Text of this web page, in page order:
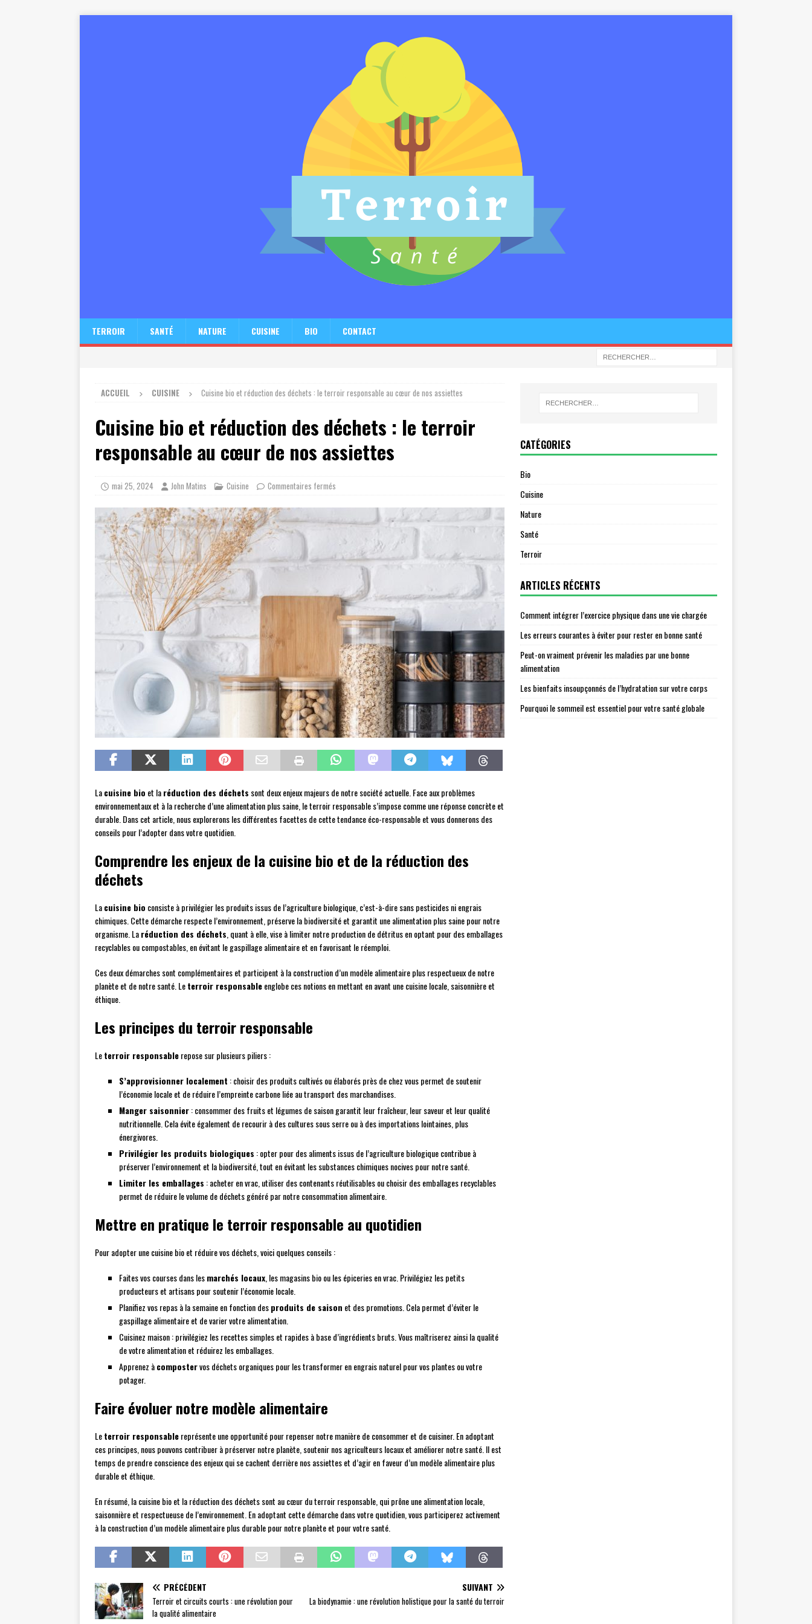
TERROIR SANTÉ NATURE CUISINE BIO CONTACT
ACCUEIL CUISINE Cuisine bio et réduction des déchets : le terroir responsable au cœur de nos assiettes
Cuisine bio et réduction des déchets : le terroir
responsable au cœur de nos assiettes
mai 25, 2024 John Matins Cuisine Commentaires fermés
Lacuisine bio et laréduction des déchets sont deux enjeux majeurs de notre société actuelle. Face aux problèmes
environnementaux et à la recherche d’une alimentation plus saine, le terroir responsable s’impose comme une réponse concrète et
durable. Dans cet article, nous explorerons les différentes facettes de cette tendance éco-responsable et vous donnerons des
conseils pour l’adopter dans votre quotidien.
Comprendre les enjeux de la cuisine bio et de la réduction des
déchets
Lacuisine bio consiste à privilégier les produits issus de l’agriculture biologique, c’est-à-dire sans pesticides ni engrais
chimiques. Cette démarche respecte l’environnement, préserve la biodiversité et garantit une alimentation plus saine pour notre
organisme. Laréduction des déchets , quant à elle, vise à limiter notre production de détritus en optant pour des emballages
recyclables ou compostables, en évitant le gaspillage alimentaire et en favorisant le réemploi.
Ces deux démarches sont complémentaires et participent à la construction d’un modèle alimentaire plus respectueux de notre
planète et de notre santé. Leterroir responsableenglobe ces notions en mettant en avant une cuisine locale, saisonnière et
éthique.
Les principes du terroir responsable
Leterroir responsablerepose sur plusieurs piliers :
S’approvisionner localement : choisir des produits cultivés ou élaborés près de chez vous permet de soutenir
l’économie locale et de réduire l’empreinte carbone liée au transport des marchandises.
Manger saisonnier: consommer des fruits et légumes de saison garantit leur fraîcheur, leur saveur et leur qualité
nutritionnelle. Cela évite également de recourir à des cultures sous serre ou à des importations lointaines, plus
énergivores.
Privilégier les produits biologiques : opter pour des aliments issus de l’agriculture biologique contribue à
préserver l’environnement et la biodiversité, tout en évitant les substances chimiques nocives pour notre santé.
Limiter les emballages : acheter en vrac, utiliser des contenants réutilisables ou choisir des emballages recyclables
permet de réduire le volume de déchets généré par notre consommation alimentaire.
Mettre en pratique le terroir responsable au quotidien
Pour adopter une cuisine bio et réduire vos déchets, voici quelques conseils :
Faites vos courses dans lesmarchés locaux , les magasins bio ou les épiceries en vrac. Privilégiez les petits
producteurs et artisans pour soutenir l’économie locale.
Planifiez vos repas à la semaine en fonction desproduits de saison et des promotions. Cela permet d’éviter le
gaspillage alimentaire et de varier votre alimentation.
Cuisinez maison : privilégiez les recettes simples et rapides à base d’ingrédients bruts. Vous maîtriserez ainsi la qualité
de votre alimentation et réduirez les emballages.
Apprenez àcompostervos déchets organiques pour les transformer en engrais naturel pour vos plantes ou votre
potager.
Faire évoluer notre modèle alimentaire
Leterroir responsablereprésente une opportunité pour repenser notre manière de consommer et de cuisiner. En adoptant
ces principes, nous pouvons contribuer à préserver notre planète, soutenir nos agriculteurs locaux et améliorer notre santé. Il est
temps de prendre conscience des enjeux qui se cachent derrière nos assiettes et d’agir en faveur d’un modèle alimentaire plus
durable et éthique.
En résumé, la cuisine bio et la réduction des déchets sont au cœur du terroir responsable, qui prône une alimentation locale,
saisonnière et respectueuse de l’environnement. En adoptant cette démarche dans votre quotidien, vous participerez activement
à la construction d’un modèle alimentaire plus durable pour notre planète et pour votre santé.
PRÉCÉDENT
Terroir et circuits courts : une révolution pour
la qualité alimentaire
SUIVANT
La biodynamie : une révolution holistique pour la santé du terroir
CATÉGORIES
Bio
Cuisine
Nature
Santé
Terroir
ARTICLES RÉCENTS
Comment intégrer l’exercice physique dans une vie chargée
Les erreurs courantes à éviter pour rester en bonne santé
Peut-on vraiment prévenir les maladies par une bonne
alimentation
Les bienfaits insoupçonnés de l’hydratation sur votre corps
Pourquoi le sommeil est essentiel pour votre santé globale